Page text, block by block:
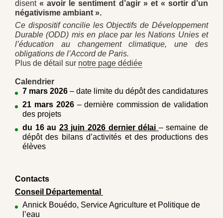
disent« avoir le sentiment d’agir » et « sortir d’un
négativisme ambiant ».
Ce dispositif concilie les Objectifs de Développement
Durable (ODD) mis en place par les Nations Unies et
l’éducation au changement climatique, une des
obligations de l’Accord de Paris.
Plus de détail sur notre page dédiée
Calendrier
7 mars 2026 – date limite du dépôt des candidatures
21 mars 2026– dernière commission de validation
des projets
du 16 au 23 juin 2026 dernier délai – semaine de
dépôt des bilans d’activités et des productions des
élèves
Contacts
Conseil Départemental
Annick Bouédo, Service Agriculture et Politique de
l’eau